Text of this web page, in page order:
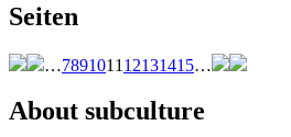
Seiten
…7891011 12131415…
About subculture